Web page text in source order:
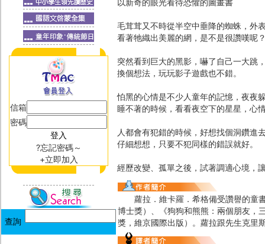
信箱
密碼
?忘記密碼～
+立即加入
以新奇的眼光看待恐懼的圖畫書
毛茸茸又不時從半空中垂降的蜘蛛，外
看著牠織出美麗的網，是不是很讚嘆呢
突然看到巨大的黑影，嚇了自己一大跳
換個想法，玩玩影子遊戲也不錯。
怕黑的心情是不少人童年的記憶，夜夜
睡不著的時候，看看夜空下的星星，心
人都會有犯錯的時候，好想找個洞鑽進
仔細想想，只要不犯同樣的錯誤就好。
經歷改變、孤單之後，試著調適心境，
蘿拉．維卡羅．希格備受讚譽的童
博士獎）、《狗狗和熊熊：兩個朋友，
獎，維京國際出版）。蘿拉跟先生克里